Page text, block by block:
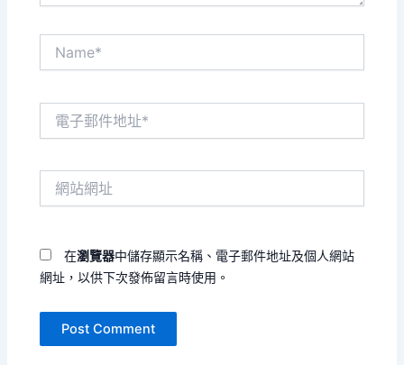
在瀏覽器中儲存顯示名稱、電子郵件地址及個人網站
網址，以供下次發佈留言時使用。